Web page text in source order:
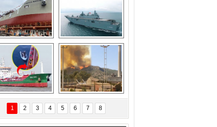
Tersanesi,
Başaran Bayrak
tankerini suya
indirdi
TCG Anadolu,
tersane teknik
seyrini tamamladı
Göçmenlerin
imdadına Türk
MINA DENIZ
yetişti
Milas’taki yangın
yeniden termik
santrallere doğru
ilerliyor
1 2 3 4 5 6 7 8